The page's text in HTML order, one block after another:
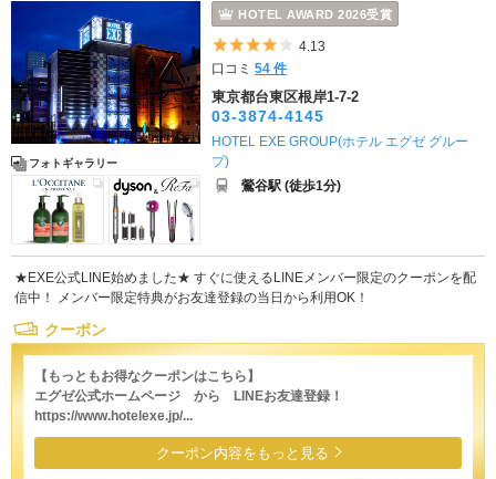
フォトギャラリー
HOTEL AWARD 2026受賞
5つ星のうち4
4.13
口コミ54 件
東京都台東区根岸1-7-2
03-3874-4145
HOTEL EXE GROUP(ホテル エグゼ グルー
プ)
鶯谷駅 (徒歩1分)
★EXE公式LINE始めました★ すぐに使えるLINEメンバー限定のクーポンを配
信中！ メンバー限定特典がお友達登録の当日から利用OK！
クーポン
【もっともお得なクーポンはこちら】
エグゼ公式ホームページ から LINEお友達登録！
https://www.hotelexe.jp/...
クーポン内容をもっと見る